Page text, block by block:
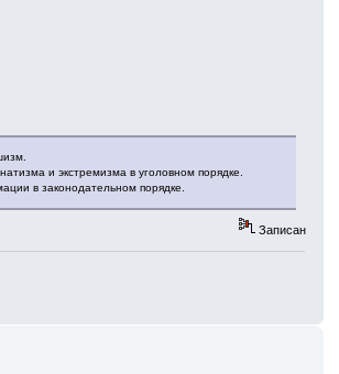
и экстремизма в уголовном порядке.
в законодательном порядке.
Записан